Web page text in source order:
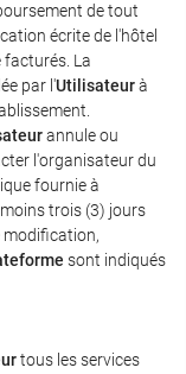
de tout
écrite de l'hôtel
facturés. La
par l'Utilisateurà
annule ou
l'organisateur du
fournie à
trois (3) jours
modification,
sont indiqués
tous les services